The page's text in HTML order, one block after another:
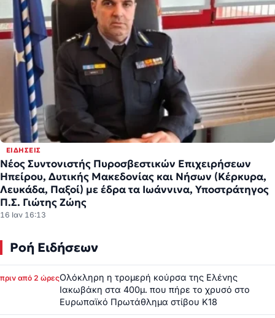
ΕΙΔΉΣΕΙΣ
Νέος Συντονιστής Πυροσβεστικών Επιχειρήσεων
Ηπείρου, Δυτικής Μακεδονίας και Νήσων (Κέρκυρα,
Λευκάδα, Παξοί) με έδρα τα Ιωάννινα, Υποστράτηγος
Π.Σ. Γιώτης Ζώης
16 Ιαν 16:13
Ροή Ειδήσεων
πριν από 2 ώρεςΟλόκληρη η τρομερή κούρσα της Ελένης
Ιακωβάκη στα 400μ. που πήρε το χρυσό στο
Ευρωπαϊκό Πρωτάθλημα στίβου Κ18